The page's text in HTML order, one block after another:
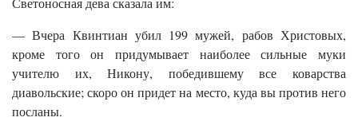
— Вчера Квинтиан убил 199 мужей, рабов Христовых,
кроме того он придумывает наиболее сильные муки
учителю их, Никону, победившему все коварства
диавольские; скоро он придет на место, куда вы против него
посланы.